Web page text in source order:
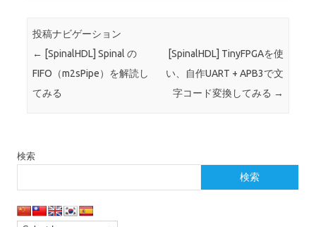
投稿ナビゲーション
← [SpinalHDL] Spinal の
FIFO（m2sPipe）を解読し
てみる
[SpinalHDL] TinyFPGAを使
い、自作UART + APB3で文
字コード変換してみる →
検索
検索